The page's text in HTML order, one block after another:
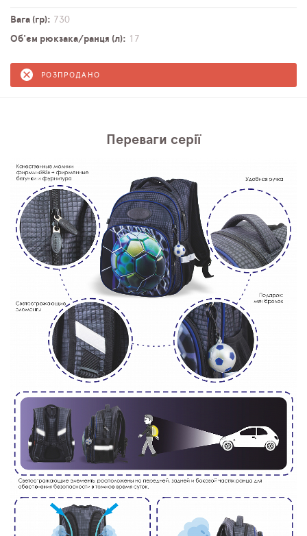
Вага (гр)
730
Об'єм рюкзака/ранця (л)
17
РОЗПРОДАНО
Переваги серії